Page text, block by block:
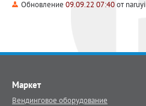
Обновление 09.09.22 07:40отnaruyi
Маркет
Вендинговое оборудование